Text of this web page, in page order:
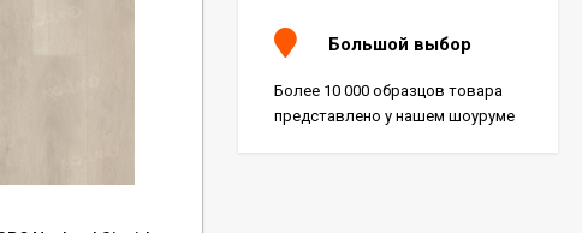
Большой выбор
Более 10 000 образцов товара
представлено у нашем шоуруме